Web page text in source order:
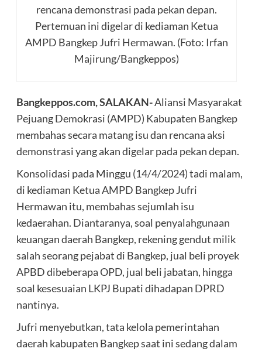
rencana demonstrasi pada pekan depan.
Pertemuan ini digelar di kediaman Ketua
AMPD Bangkep Jufri Hermawan. (Foto: Irfan
Majirung/Bangkeppos)
Bangkeppos.com, SALAKAN-Aliansi Masyarakat
Pejuang Demokrasi (AMPD) Kabupaten Bangkep
membahas secara matang isu dan rencana aksi
demonstrasi yang akan digelar pada pekan depan.
Konsolidasi pada Minggu (14/4/2024) tadi malam,
di kediaman Ketua AMPD Bangkep Jufri
Hermawan itu, membahas sejumlah isu
kedaerahan. Diantaranya, soal penyalahgunaan
keuangan daerah Bangkep, rekening gendut milik
salah seorang pejabat di Bangkep, jual beli proyek
APBD dibeberapa OPD, jual beli jabatan, hingga
soal kesesuaian LKPJ Bupati dihadapan DPRD
nantinya.
Jufri menyebutkan, tata kelola pemerintahan
daerah kabupaten Bangkep saat ini sedang dalam